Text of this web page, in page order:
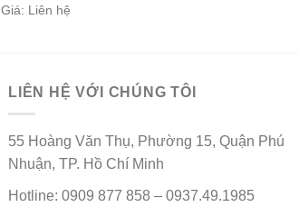
Giá: Liên hệ
LIÊN HỆ VỚI CHÚNG TÔI
55 Hoàng Văn Thụ, Phường 15, Quận Phú
Nhuận, TP. Hồ Chí Minh
Hotline: 0909 877 858 – 0937.49.1985